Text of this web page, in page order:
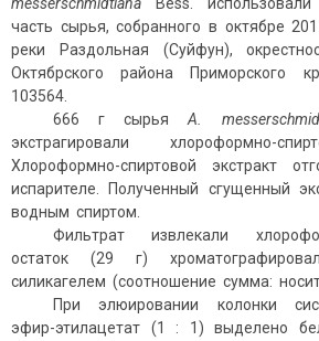
часть сырья, собранного в октябре
реки Раздольная (Суйфун),
Октябрского района Приморского
103564.
666 г сырьяA.
экстрагировали хлороформно-
Хлороформно-спиртовой экстракт
испарителе. Полученный сгущенный
водным спиртом.
Фильтрат извлекали
остаток (29 г)
силикагелем (соотношение сумма:
При элюировании колонки
эфир-этилацетат (1 : 1) выделено